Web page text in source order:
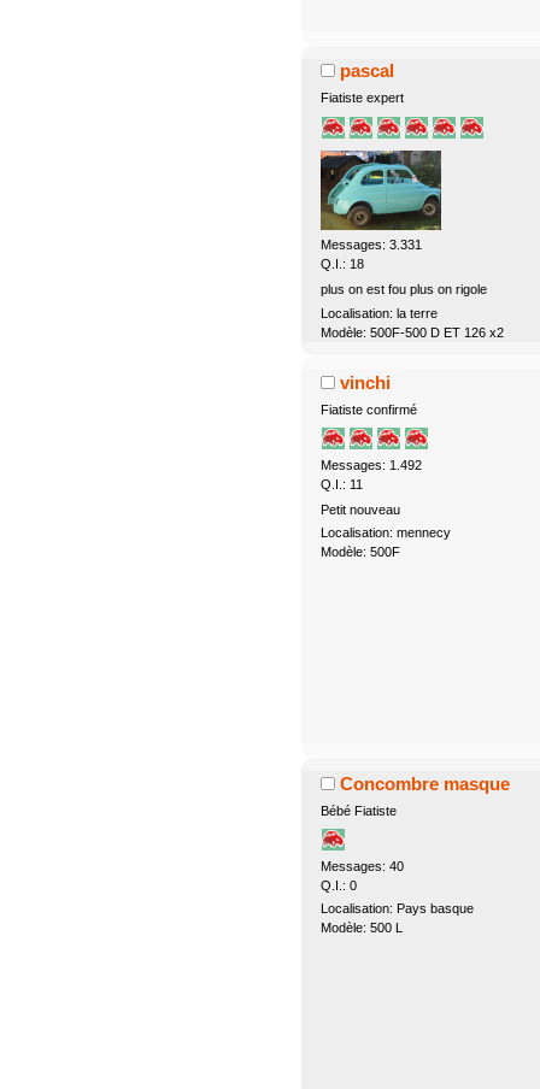
pascal
Fiatiste expert
Messages: 3.331
Q.I.: 18
plus on est fou plus on rigole
Localisation: la terre
Modèle: 500F-500 D ET 126 x2
vinchi
Fiatiste confirmé
Messages: 1.492
Q.I.: 11
Petit nouveau
Localisation: mennecy
Modèle: 500F
Concombre masque
Bébé Fiatiste
Messages: 40
Q.I.: 0
Localisation: Pays basque
Modèle: 500 L